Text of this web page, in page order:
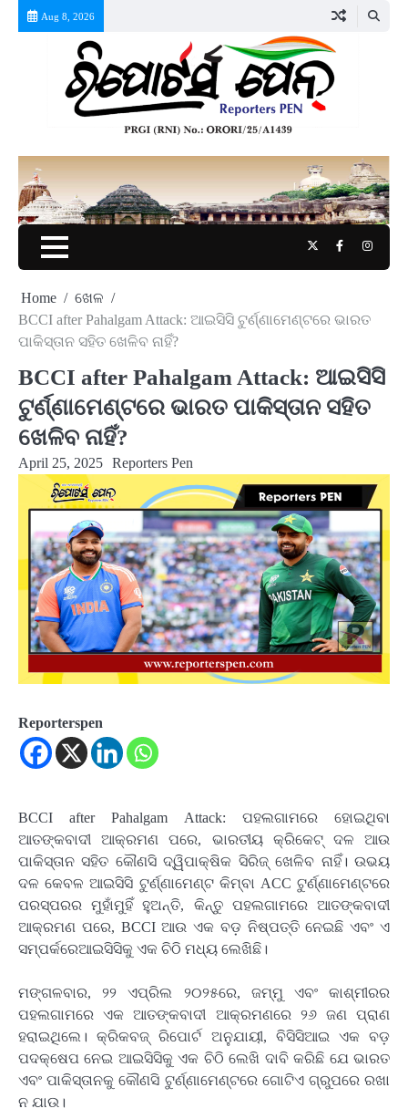
Aug 8, 2026
TwitterFacebook
Home
ଖେଳ
BCCI after Pahalgam Attack: ଆଇସିସି ଟୁର୍ଣ୍ଣାମେଣ୍ଟରେ ଭାରତ
ପାକିସ୍ତାନ ସହିତ ଖେଳିବ ନାହିଁ?
BCCI after Pahalgam Attack: ଆଇସିସି
ଟୁର୍ଣ୍ଣାମେଣ୍ଟରେ ଭାରତ ପାକିସ୍ତାନ ସହିତ
ଖେଳିବ ନାହିଁ?
April 25, 2025 Reporters Pen
Reporterspen
BCCI after Pahalgam Attack: ପହଲଗାମରେ ହୋଇଥିବା
ଆତଙ୍କବାଦୀ ଆକ୍ରମଣ ପରେ, ଭାରତୀୟ କ୍ରିକେଟ୍ ଦଳ ଆଉ
ପାକିସ୍ତାନ ସହିତ କୌଣସି ଦ୍ୱିପାକ୍ଷିକ ସିରିଜ୍ ଖେଳିବ ନାହିଁ। ଉଭୟ
ଦଳ କେବଳ ଆଇସିସି ଟୁର୍ଣ୍ଣାମେଣ୍ଟ କିମ୍ବା ACC ଟୁର୍ଣ୍ଣାମେଣ୍ଟରେ
ପରସ୍ପରର ମୁହାଁମୁହିଁ ହୁଅନ୍ତି, କିନ୍ତୁ ପହଲଗାମରେ ଆତଙ୍କବାଦୀ
ଆକ୍ରମଣ ପରେ, BCCI ଆଉ ଏକ ବଡ଼ ନିଷ୍ପତ୍ତି ନେଇଛି ଏବଂ ଏ
ସମ୍ପର୍କରେଆଇସିସିକୁ ଏକ ଚିଠି ମଧ୍ୟ ଲେଖିଛି।
ମଙ୍ଗଳବାର, ୨୨ ଏପ୍ରିଲ ୨୦୨୫ରେ, ଜମ୍ମୁ ଏବଂ କାଶ୍ମୀରର
ପହଲଗାମରେ ଏକ ଆତଙ୍କବାଦୀ ଆକ୍ରମଣରେ ୨୬ ଜଣ ପ୍ରାଣ
ହରାଇଥିଲେ। କ୍ରିକବଜ୍ ରିପୋର୍ଟ ଅନୁଯାୟୀ, ବିସିସିଆଇ ଏକ ବଡ଼
ପଦକ୍ଷେପ ନେଇ ଆଇସିସିକୁ ଏକ ଚିଠି ଲେଖି ଦାବି କରିଛି ଯେ ଭାରତ
ଏବଂ ପାକିସ୍ତାନକୁ କୌଣସି ଟୁର୍ଣ୍ଣାମେଣ୍ଟରେ ଗୋଟିଏ ଗ୍ରୁପରେ ରଖା
ନ ଯାଉ।